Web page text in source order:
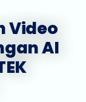
Video
AI